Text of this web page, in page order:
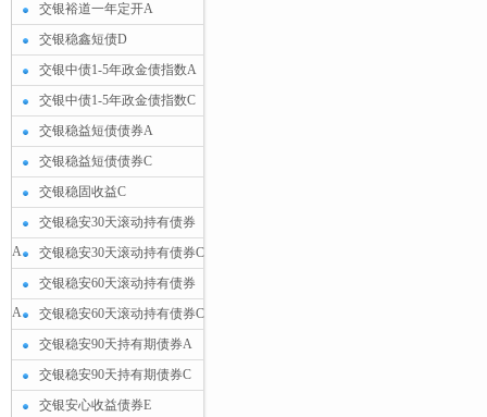
交银裕道一年定开A
交银稳鑫短债D
交银中债1-5年政金债指数A
交银中债1-5年政金债指数C
交银稳益短债债券A
交银稳益短债债券C
交银稳固收益C
交银稳安30天滚动持有债券
A
交银稳安30天滚动持有债券C
交银稳安60天滚动持有债券
A
交银稳安60天滚动持有债券C
交银稳安90天持有期债券A
交银稳安90天持有期债券C
交银安心收益债券E